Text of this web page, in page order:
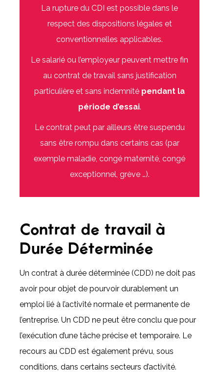
La rupture du CDI est possible dans le
respect des dispositions légales et
conventionnelles applicables.
Le salarié ou l’employeur peuvent mettre fin
au contrat de travail sans justification
particulière et sans indemnité pendant la
période d’essai.
Le contrat peut par ailleurs être suspendu
sans être rompu dans certains cas (par
exemple maladie, congé maternité, congé
exceptionnel, grève …).
Contrat de travail à
Durée Déterminée
Un contrat à durée déterminée (CDD) ne doit pas
avoir pour objet de pourvoir durablement un
emploi lié à l’activité normale et permanente de
l’entreprise. Un CDD ne peut être conclu que pour
l’exécution d’une tâche précise et temporaire. Le
recours au CDD est également prévu, sous
conditions, dans certains secteurs d’activité.